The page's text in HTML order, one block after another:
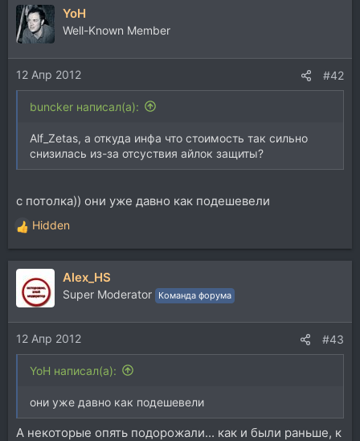
YoH
Well-Known Member
12 Апр 2012 #42
buncker написал(а):
Alf_Zetas, а откуда инфа что стоимость так сильно
снизилась из-за отсуствия айлок защиты?
с потолка)) они уже давно как подешевели
Р
е
а
ц
и
и
:
Hidden
Alex_HS
Super Moderator Команда форума
12 Апр 2012 #43
YoH написал(а):
они уже давно как подешевели
А некоторые опять подорожали... как и были раньше, к